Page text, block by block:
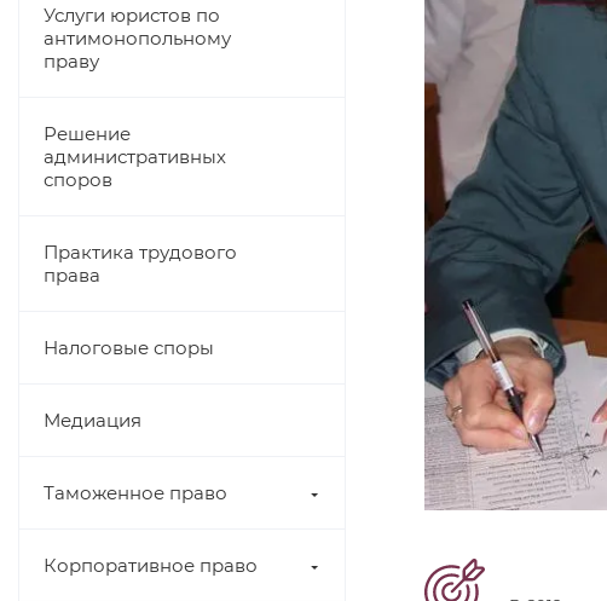
Услуги юристов по
антимонопольному
праву
Решение
административных
споров
Практика трудового
права
Налоговые споры
Медиация
Таможенное право
Корпоративное право